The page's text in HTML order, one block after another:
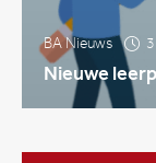
BA Nieuws
Nieuwe